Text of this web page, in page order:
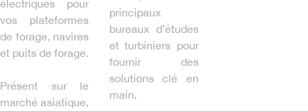
électriques pour
vos plateformes
de forage, navires
et puits de forage.
Présent sur le
marché asiatique,
principaux
bureaux d’études
et turbiniers pour
fournir des
solutions clé en
main.